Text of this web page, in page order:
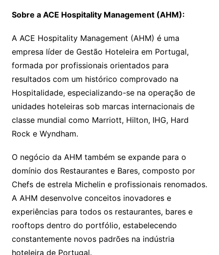
Sobre a ACE Hospitality Management (AHM):
A ACE Hospitality Management (AHM) é uma
empresa líder de Gestão Hoteleira em Portugal,
formada por profissionais orientados para
resultados com um histórico comprovado na
Hospitalidade, especializando-se na operação de
unidades hoteleiras sob marcas internacionais de
classe mundial como Marriott, Hilton, IHG, Hard
Rock e Wyndham.
O negócio da AHM também se expande para o
domínio dos Restaurantes e Bares, composto por
Chefs de estrela Michelin e profissionais renomados.
A AHM desenvolve conceitos inovadores e
experiências para todos os restaurantes, bares e
rooftops dentro do portfólio, estabelecendo
constantemente novos padrões na indústria
hoteleira de Portugal.